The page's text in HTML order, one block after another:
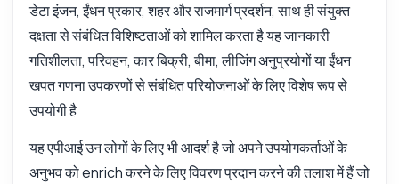
डेटा इंजन, ईंधन प्रकार, शहर और राजमार्ग प्रदर्शन, साथ ही संयुक्त
दक्षता से संबंधित विशिष्टताओं को शामिल करता है यह जानकारी
गतिशीलता, परिवहन, कार बिक्री, बीमा, लीजिंग अनुप्रयोगों या ईंधन
खपत गणना उपकरणों से संबंधित परियोजनाओं के लिए विशेष रूप से
उपयोगी है
यह एपीआई उन लोगों के लिए भी आदर्श है जो अपने उपयोगकर्ताओं के
अनुभव को enrich करने के लिए विवरण प्रदान करने की तलाश में हैं जो